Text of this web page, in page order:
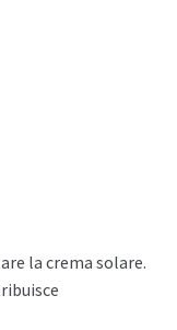
la crema solare.